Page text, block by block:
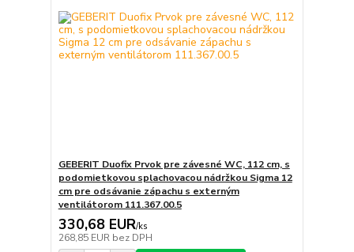
GEBERIT Duofix Prvok pre závesné WC, 112 cm, s
podomietkovou splachovacou nádržkou Sigma 12
cm pre odsávanie zápachu s externým
ventilátorom 111.367.00.5
330,68 EUR/ks
268,85 EUR bez DPH